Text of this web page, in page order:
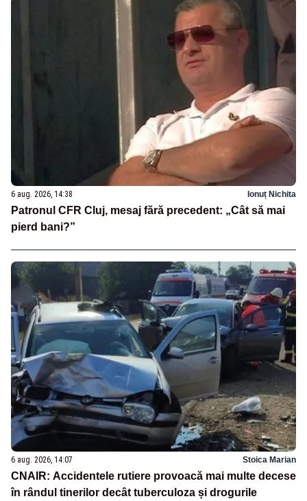
6 aug. 2026, 14:38 Ionuț Nichita
Patronul CFR Cluj, mesaj fără precedent: „Cât să mai
pierd bani?”
6 aug. 2026, 14:07 Stoica Marian
CNAIR: Accidentele rutiere provoacă mai multe decese
în rândul tinerilor decât tuberculoza și drogurile